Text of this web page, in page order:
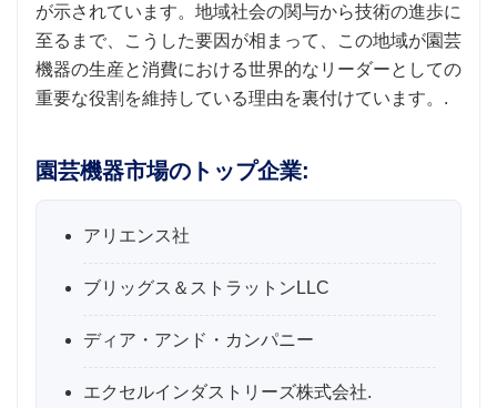
が示されています。地域社会の関与から技術の進歩に
至るまで、こうした要因が相まって、この地域が園芸
機器の生産と消費における世界的なリーダーとしての
重要な役割を維持している理由を裏付けています。.
園芸機器市場のトップ企業:
アリエンス社
ブリッグス＆ストラットンLLC
ディア・アンド・カンパニー
エクセルインダストリーズ株式会社.